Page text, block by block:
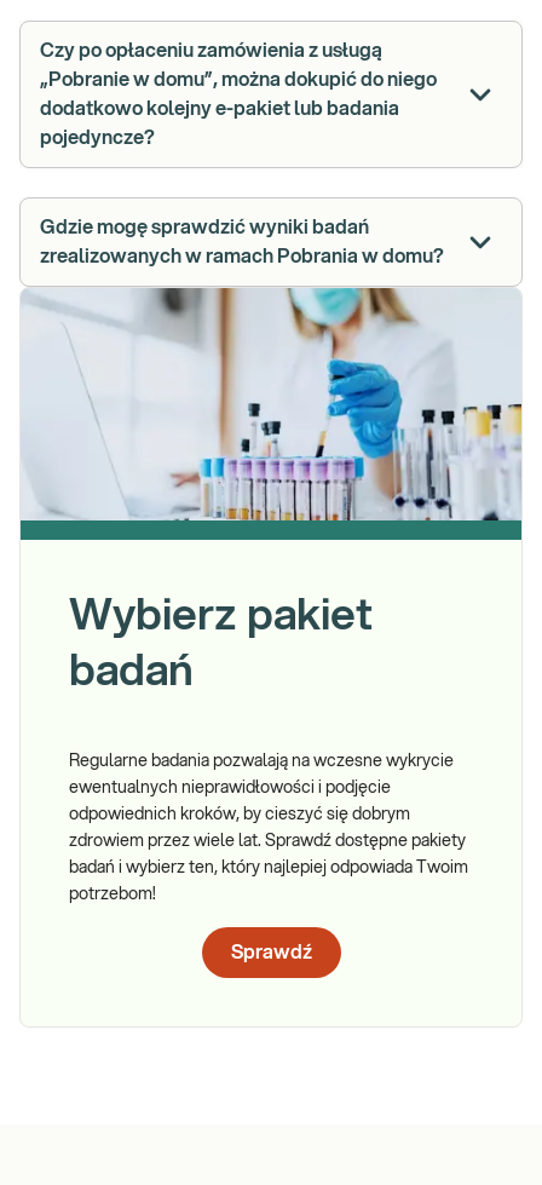
Czy po opłaceniu zamówienia z usługą
„Pobranie w domu”, można dokupić do niego
dodatkowo kolejny e-pakiet lub badania
pojedyncze?
Gdzie mogę sprawdzić wyniki badań
zrealizowanych w ramach Pobrania w domu?
Wybierz pakiet
badań
Regularne badania pozwalają na wczesne wykrycie
ewentualnych nieprawidłowości i podjęcie
odpowiednich kroków, by cieszyć się dobrym
zdrowiem przez wiele lat. Sprawdź dostępne pakiety
badań i wybierz ten, który najlepiej odpowiada Twoim
potrzebom!
Sprawdź